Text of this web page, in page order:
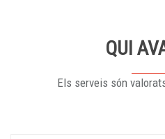
QUI
Els serveis són